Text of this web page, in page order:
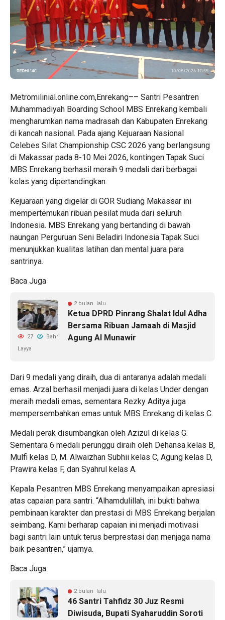
Metromilinial.online.com,Enrekang–– Santri Pesantren
Muhammadiyah Boarding School MBS Enrekang kembali
mengharumkan nama madrasah dan Kabupaten Enrekang
di kancah nasional. Pada ajang Kejuaraan Nasional
Celebes Silat Championship CSC 2026 yang berlangsung
di Makassar pada 8-10 Mei 2026, kontingen Tapak Suci
MBS Enrekang berhasil meraih 9 medali dari berbagai
kelas yang dipertandingkan.
Kejuaraan yang digelar di GOR Sudiang Makassar ini
mempertemukan ribuan pesilat muda dari seluruh
Indonesia. MBS Enrekang yang bertanding di bawah
naungan Perguruan Seni Beladiri Indonesia Tapak Suci
menunjukkan kualitas latihan dan mental juara para
santrinya.
Baca Juga
2 bulan lalu
Ketua DPRD Pinrang Shalat Idul Adha
Bersama Ribuan Jamaah di Masjid
Agung Al Munawir
27
Bahri
Layya
Dari 9 medali yang diraih, dua di antaranya adalah medali
emas. Arzal berhasil menjadi juara di kelas Under dengan
meraih medali emas, sementara Rezky Aditya juga
mempersembahkan emas untuk MBS Enrekang di kelas C.
Medali perak disumbangkan oleh Azizul di kelas G.
Sementara 6 medali perunggu diraih oleh Dehansa kelas B,
Mulfi kelas D, M. Alwaizhan Subhii kelas C, Agung kelas D,
Prawira kelas F, dan Syahrul kelas A.
Kepala Pesantren MBS Enrekang menyampaikan apresiasi
atas capaian para santri. “Alhamdulillah, ini bukti bahwa
pembinaan karakter dan prestasi di MBS Enrekang berjalan
seimbang. Kami berharap capaian ini menjadi motivasi
bagi santri lain untuk terus berprestasi dan menjaga nama
baik pesantren,” ujarnya.
Baca Juga
2 bulan lalu
46 Santri Tahfidz 30 Juz Resmi
Diwisuda, Bupati Syaharuddin Soroti